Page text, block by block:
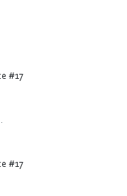
#17
#17